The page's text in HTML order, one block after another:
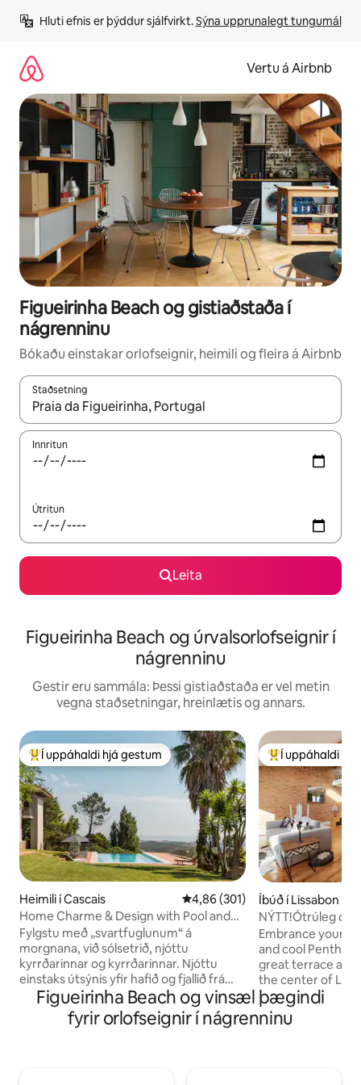
beint
Hluti efnis er þýddur sjálfvirkt. Sýna upprunalegt tungumál
Vertu á Airbnb
Figueirinha Beach og gistiaðstaða í
nágrenninu
Bókaðu einstakar orlofseignir, heimili og fleira á Airbnb
Staðsetning
Þegar niðurstöður liggja fyrir skaltu nota upp og niður
Innritun
Útritun
Leita
Figueirinha Beach og úrvalsorlofseignir í
nágrenninu
Gestir eru sammála: Þessi gistiaðstaða er vel metin
vegna staðsetningar, hreinlætis og annars.
Í mestu uppáhaldi hjá gestum
Í uppáhaldi hjá gestum
Heimili í Cascais 4,86 af 5 í meðaleinkunn, 301
4,86 (301)
Home Charme & Design with Pool and
Magnificent Sea and Mountain View
Fylgstu með „svartfuglunum“ á
morgnana, við sólsetrið, njóttu
kyrrðarinnar og kyrrðarinnar. Njóttu
einstaks útsýnis yfir hafið og fjallið frá
einkasetustofunni, endalausu lauginni,
„Serra de Sintra“- töfrandi fjallinu,
heillandi skógi, samkomuhúsum og
Í mestu
Í uppáhaldi
Íbúð í Lissabon
NÝTT!Ótrúleg og
miðborginni!
Embrance
and cool
great terrace
the center of
Einstök þriggja
af birtu,
nútímalegri
Figueirinha Beach og vinsæl þægindi
fyrir orlofseignir í nágrenninu